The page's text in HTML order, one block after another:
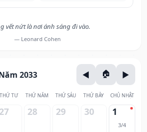
vết nứt là nơi ánh sáng đi vào.
— Leonard Cohen
2033
THỨ TƯ THỨ NĂM THỨ SÁU THỨ BẢY CHỦ NHẬT
27 28 29 30 1
3/4